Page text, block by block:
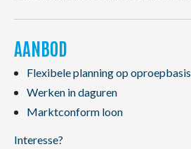
AANBOD
Flexibele planning op oproepbasis
Werken in daguren
Marktconform loon
Interesse?